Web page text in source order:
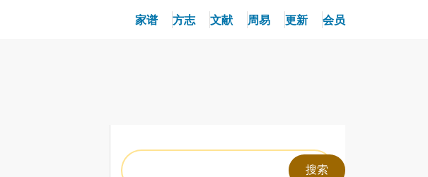
家谱 方志 文献 周易 更新 会员